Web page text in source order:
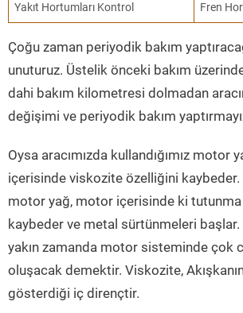
Yakıt Hortumları Kontrol Fren
Çoğu zaman periyodik bakım
unuturuz. Üstelik önceki bakım
dahi bakım kilometresi dolmadan
değişimi ve periyodik bakım
Oysa aracımızda kullandığımız motor
içerisinde viskozite özelliğini
motor yağ, motor içerisinde ki
kaybeder ve metal sürtünmeleri başlar.
yakın zamanda motor sisteminde çok
oluşacak demektir. Viskozite,
gösterdiği iç dirençtir.